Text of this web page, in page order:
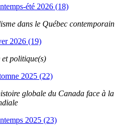
été 2026 (18)
dans le Québec contemporain
2026 (19)
et politique(s)
2025 (22)
globale du Canada face à la
2025 (23)